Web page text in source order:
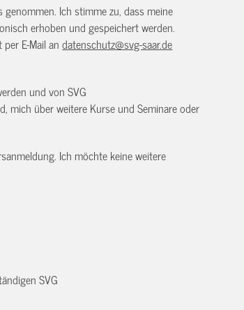
Ich stimme zu, dass meine
erhoben und gespeichert werden.
per E-Mail andatenschutz@svg-saar.de
und von SVG
mich über weitere Kurse und Seminare oder
Ich möchte keine weitere
SVG